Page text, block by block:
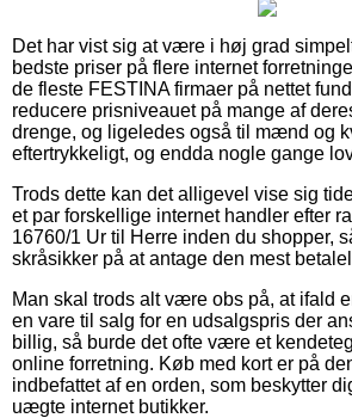
Det har vist sig at være i høj grad
bedste priser på flere internet
de fleste FESTINA firmaer på nettet
reducere prisniveauet på mange af
drenge, og ligeledes også til mænd og
eftertrykkeligt, og endda nogle gange
Trods dette kan det alligevel vise sig
et par forskellige internet handler efter
16760/1 Ur til Herre inden du shopper,
skråsikker på at antage den mest
Man skal trods alt være obs på, at ifald
en vare til salg for en udsalgspris der
billig, så burde det ofte være et
online forretning. Køb med kort er på
indbefattet af en orden, som beskytter
uægte internet butikker.